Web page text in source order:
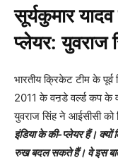
सूर्यकुमार
प्लेयर:युवराज
भारतीय क्रिकेट टीम के
2011 के वऩडे वर्ल्ड कप के
युवराज सिंह ने आईसीसी को
इंडिया के की-प्लेयर हैं।
रुख बदल सकते हैं। वे इस बात